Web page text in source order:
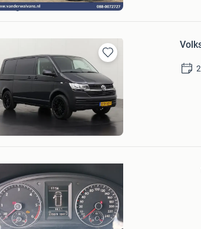
Langerak
Bezoek website
Bewaren
in
Mijn
Favorieten
Dutchvans.com
Bezoek website
Favorieten